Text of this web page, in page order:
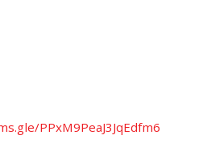
PPxM9PeaJ3JqEdfm6